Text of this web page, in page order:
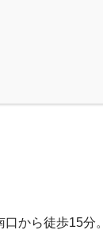
から徒歩15分。